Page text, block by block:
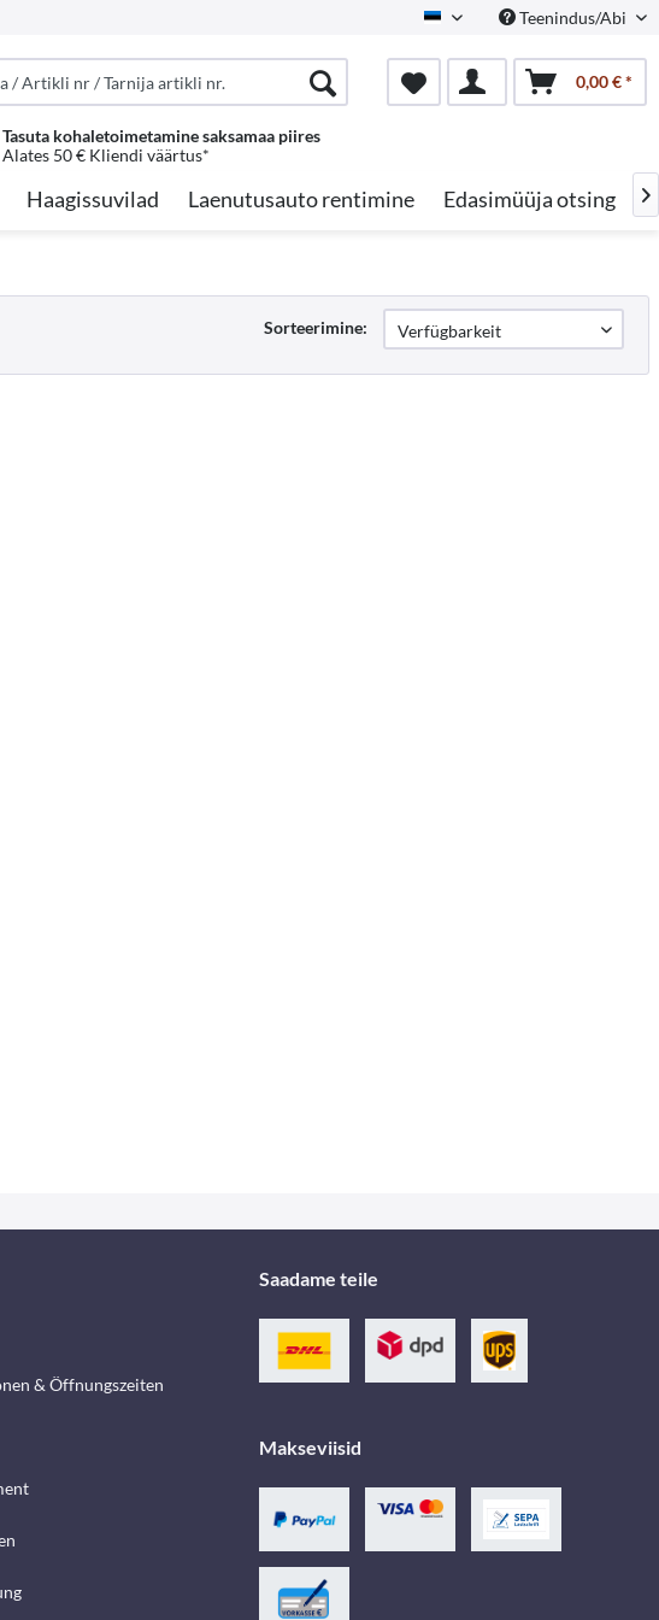
Estonian Teenindus/Abi
0,00 € *
Tasuta kohaletoimetamine saksamaa piires
Alates 50 € Kliendi väärtus*
Haagissuvilad Laenutusauto rentimine Edasimüüja otsing 
Sorteerimine:
& Öffnungszeiten
Saadame teile
Makseviisid